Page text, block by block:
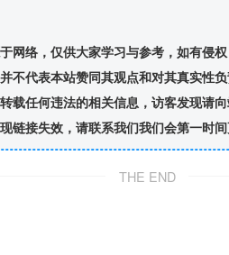
网络，仅供大家学习与参考，如有侵权
不代表本站赞同其观点和对其真实性负
载任何违法的相关信息，访客发现请
链接失效，请联系我们我们会第一时间
THE END